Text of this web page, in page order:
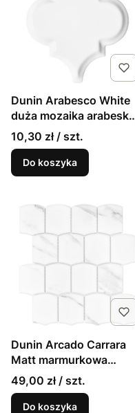
Dunin Arabesco White
duża mozaika arabeska
biała 13,1x15,8cm
10,30 zł / szt.
Do koszyka
Dunin Arcado Carrara
Matt marmurkowa
mozaika gresowa
49,00 zł / szt.
Do koszyka